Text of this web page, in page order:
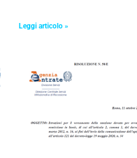
Leggi articolo »